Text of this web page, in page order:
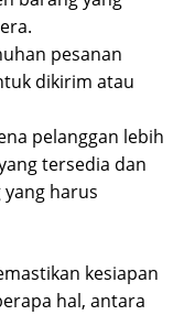
pesanan
dikirim atau
pelanggan lebih
tersedia dan
harus
kesiapan
hal, antara